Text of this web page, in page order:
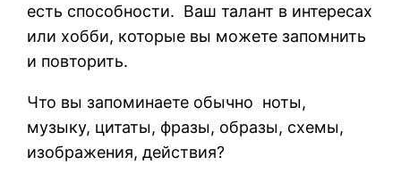
есть способности. Ваш талант в интересах
или хобби, которые вы можете запомнить
и повторить.
Что вы запоминаете обычно ноты,
музыку, цитаты, фразы, образы, схемы,
изображения, действия?